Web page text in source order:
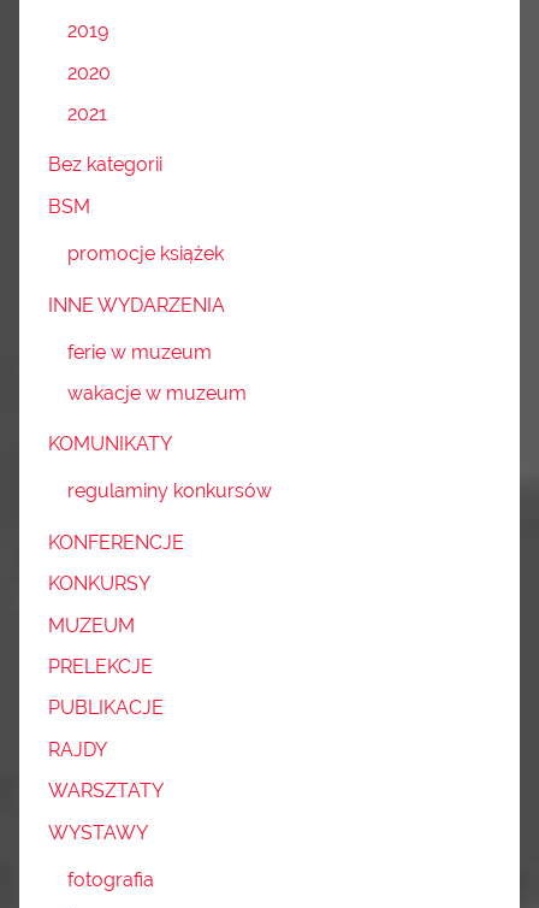
2019
2020
2021
Bez kategorii
BSM
promocje książek
INNE WYDARZENIA
ferie w muzeum
wakacje w muzeum
KOMUNIKATY
regulaminy konkursów
KONFERENCJE
KONKURSY
MUZEUM
PRELEKCJE
PUBLIKACJE
RAJDY
WARSZTATY
WYSTAWY
fotografia